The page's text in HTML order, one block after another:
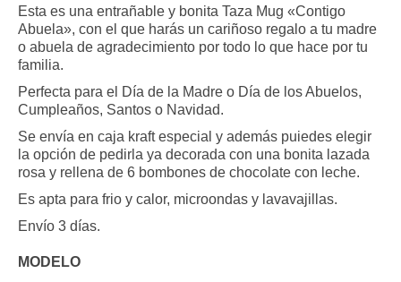
precios:
desde
14.55 €
18.18 €
Esta es una entrañable y bonita Taza Mug «Contigo
Abuela», con el que harás un cariñoso regalo a tu madre
o abuela de agradecimiento por todo lo que hace por tu
familia.
Perfecta para el Día de la Madre o Día de los Abuelos,
Cumpleaños, Santos o Navidad.
Se envía en caja kraft especial y además puiedes elegir
la opción de pedirla ya decorada con una bonita lazada
rosa y rellena de 6 bombones de chocolate con leche.
Es apta para frio y calor, microondas y lavavajillas.
Envío 3 días.
MODELO